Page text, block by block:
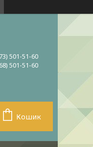
501-51-60
501-51-60
Кошик